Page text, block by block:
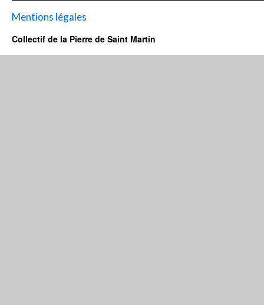
Mentions légales
Collectif de la Pierre de Saint Martin